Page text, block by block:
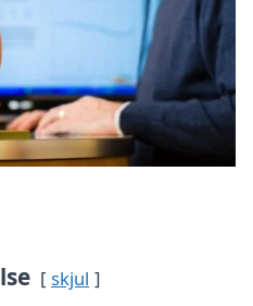
skjul